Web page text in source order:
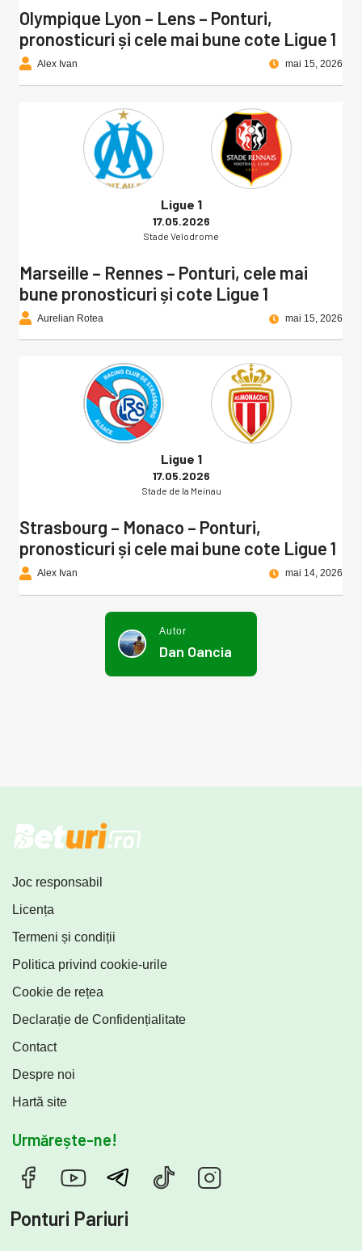
Olympique Lyon – Lens – Ponturi,
pronosticuri și cele mai bune cote Ligue 1
Alex Ivan mai 15, 2026
Ligue 1
17.05.2026
Stade Velodrome
Marseille – Rennes – Ponturi, cele mai
bune pronosticuri și cote Ligue 1
Aurelian Rotea mai 15, 2026
Ligue 1
17.05.2026
Stade de la Meinau
Strasbourg – Monaco – Ponturi,
pronosticuri și cele mai bune cote Ligue 1
Alex Ivan mai 14, 2026
Autor
Dan Oancia
Joc responsabil
Licența
Termeni și condiții
Politica privind cookie-urile
Cookie de rețea
Declarație de Confidențialitate
Contact
Despre noi
Hartă site
Urmărește-ne!
Ponturi Pariuri